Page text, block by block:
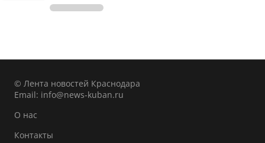
© Лента новостей Краснодара
Email: info@news-kuban.ru
О нас
Контакты